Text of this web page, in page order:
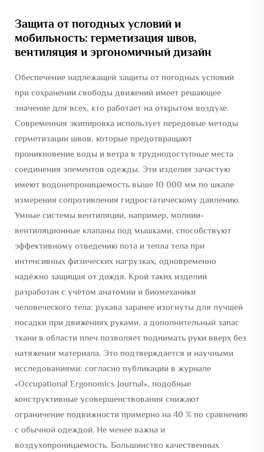
Защита от погодных условий и
мобильность: герметизация швов,
вентиляция и эргономичный дизайн
Обеспечение надлежащей защиты от погодных условий
при сохранении свободы движений имеет решающее
значение для всех, кто работает на открытом воздухе.
Современная экипировка использует передовые методы
герметизации швов, которые предотвращают
проникновение воды и ветра в труднодоступные места
соединения элементов одежды. Эти изделия зачастую
имеют водонепроницаемость выше 10 000 мм по шкале
измерения сопротивления гидростатическому давлению.
Умные системы вентиляции, например, молнии-
вентиляционные клапаны под мышками, способствуют
эффективному отведению пота и тепла тела при
интенсивных физических нагрузках, одновременно
надёжно защищая от дождя. Крой таких изделий
разработан с учётом анатомии и биомеханики
человеческого тела: рукава заранее изогнуты для лучшей
посадки при движениях руками, а дополнительный запас
ткани в области плеч позволяет поднимать руки вверх без
натяжения материала. Это подтверждается и научными
исследованиями: согласно публикации в журнале
«Occupational Ergonomics Journal», подобные
конструктивные усовершенствования снижают
ограничение подвижности примерно на 40 % по сравнению
с обычной одеждой. Не менее важна и
воздухопроницаемость. Большинство качественных